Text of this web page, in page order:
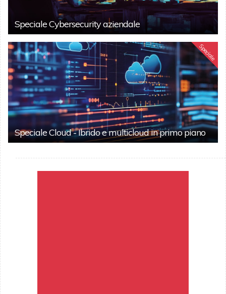
Speciale Cybersecurity aziendale
Speciale
Speciale Cloud - Ibrido e multicloud in primo piano